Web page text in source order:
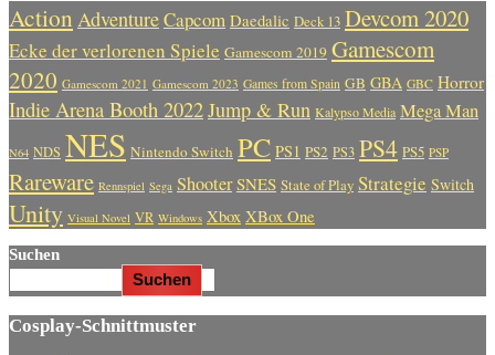
Action AdventureCapcom Daedalic Deck 13 Devcom 2020
Ecke der verlorenen Spiele Gamescom 2019 Gamescom
2020 Gamescom 2021 Gamescom 2023 Games from Spain GB GBA GBC Horror
Indie Arena Booth 2022Jump & Run Kalypso Media Mega Man
N64 NDS NES Nintendo Switch PC PS1 PS2 PS3 PS4 PS5 PSP
Rareware Rennspiel Sega Shooter SNES State of Play Strategie Switch
Unity Visual Novel VR Windows Xbox XBox One
Suchen
Suchen
Cosplay-Schnittmuster